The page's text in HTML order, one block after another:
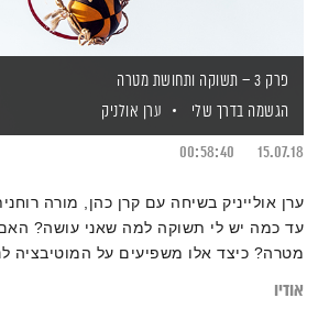
פרק 3 – תשוקה ותחושת מטרה
הגשמה בדרך שלי
ערן אולניק
15.07.18
00:58:40
ערן אולייניק בשיחה עם קרן כהן, מורה
עד כמה יש לי תשוקה למה שאני עושה?
מטרה? כיצד אלו משפיעים על המוטיבציה
אודיו